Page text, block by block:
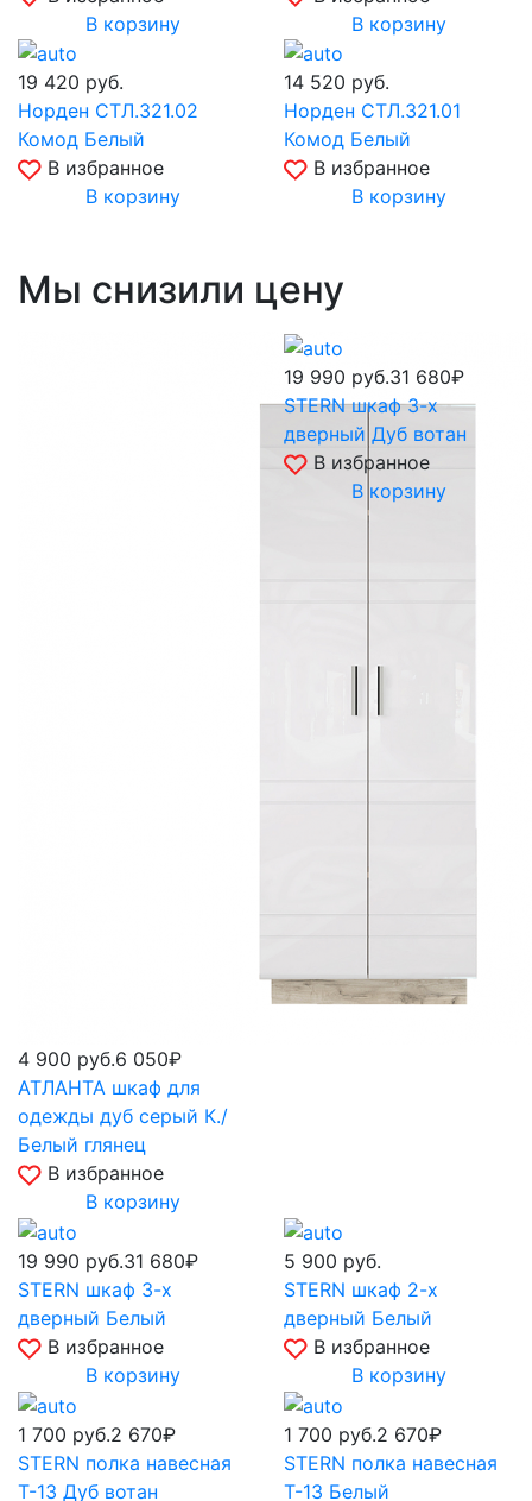
В корзину
В корзину
19 420 руб.
Норден СТЛ.321.02
Комод Белый
В избранное
В корзину
14 520 руб.
Норден СТЛ.321.01
Комод Белый
В избранное
В корзину
Мы снизили цену
4 900 руб.6 050₽
АТЛАНТА шкаф для
одежды дуб серый К./
Белый глянец
В избранное
В корзину
19 990 руб.31 680₽
STERN шкаф 3-х
дверный Дуб вотан
В избранное
В корзину
19 990 руб.31 680₽
STERN шкаф 3-х
дверный Белый
В избранное
В корзину
5 900 руб.
STERN шкаф 2-х
дверный Белый
В избранное
В корзину
1 700 руб.2 670₽
STERN полка навесная
Т-13 Дуб вотан
1 700 руб.2 670₽
STERN полка навесная
Т-13 Белый